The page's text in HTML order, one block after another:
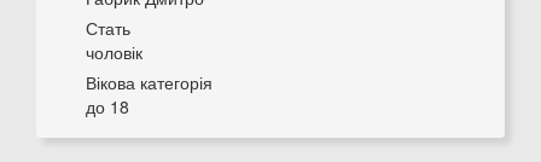
Стать
чоловік
Вікова категорія
до 18